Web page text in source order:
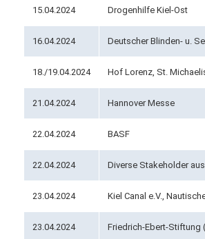
15.04.2024 Drogenhilfe Kiel-Ost
16.04.2024 Deutscher Blinden- u.
18./19.04.2024 Hof Lorenz, St.
21.04.2024 Hannover Messe
22.04.2024 BASF
22.04.2024 Diverse Stakeholder
23.04.2024 Kiel Canal e.V.,
23.04.2024 Friedrich-Ebert-Stiftung